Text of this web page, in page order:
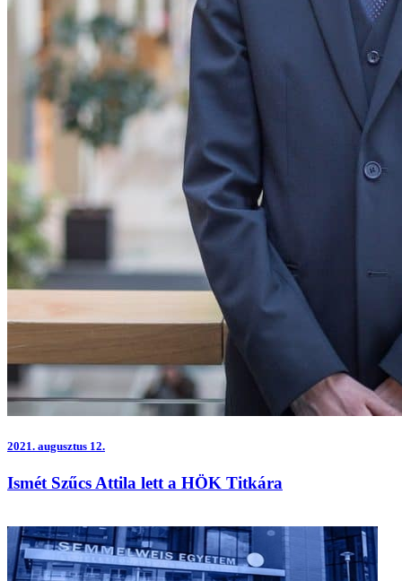
2021. augusztus 12.
Ismét Szűcs Attila lett a HÖK Titkára